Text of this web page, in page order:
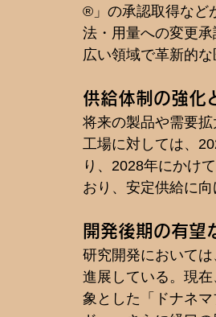
®」の承認取得など
法・用量への変更
広い領域で革新的
供給体制の強化
将来の製品や需要
工場に対しては、
り、2028年にかけ
おり、安定供給に
開発後期の有望
研究開発において
進展している。現
象とした「ドナネ